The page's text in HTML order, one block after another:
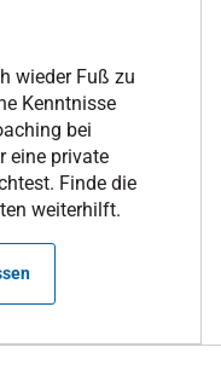
wieder Fuß zu
Kenntnisse
bei
eine private
Finde die
weiterhilft.